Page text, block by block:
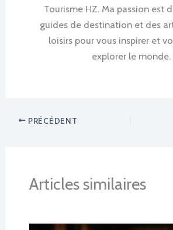
Tourisme HZ. Ma passion est
guides de destination et des
loisirs pour vous inspirer et
explorer le monde.
PRÉCÉDENT
Articles similaires